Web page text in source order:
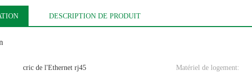
DESCRIPTION DE PRODUIT
cric de l'Ethernet rj45 Matériel de logement: